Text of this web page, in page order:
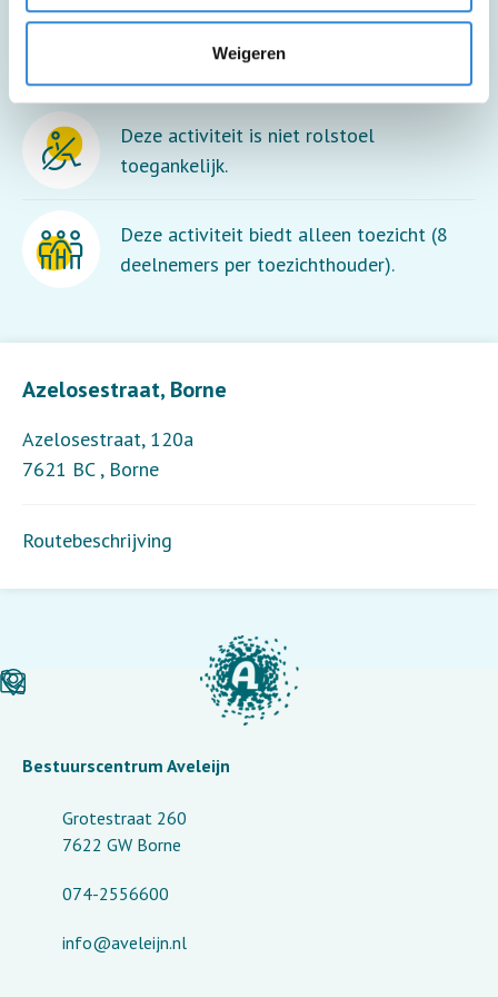
Weigeren
Azelosestraat, Borne
Azelosestraat, 120a
7621 BC , Borne
Routebeschrijving
Meer informatie
Deze activiteit is niet rolstoel
toegankelijk.
Deze activiteit biedt alleen toezicht (8
deelnemers per toezichthouder).
Bestuurscentrum Aveleijn
Grotestraat 260
7622 GW Borne
074-2556600
info@aveleijn.nl